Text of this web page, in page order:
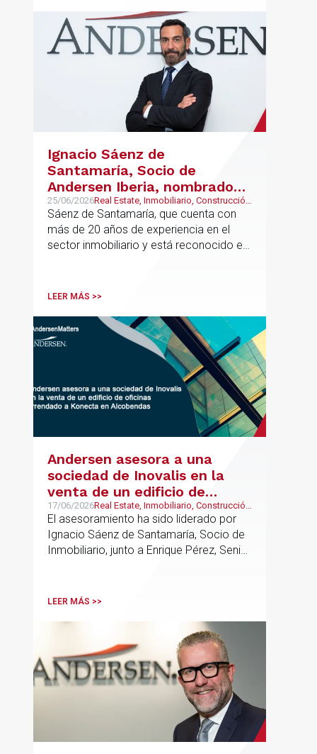
Ignacio Sáenz de
Santamaría, Socio de
Andersen Iberia, nombrado
director europeo de
Inmobiliario de Andersen
25/06/2026Real Estate, Inmobiliario, Construcción
y Urbanismo
Sáenz de Santamaría, que cuenta con
más de 20 años de experiencia en el
sector inmobiliario y está reconocido en
codirigirá el EU Real Estate Industry
UK.
LEER MÁS >>
Andersen asesora a una
sociedad de Inovalis en la
venta de un edificio de
oficinas arrendado a Konecta
en Alcobendas
17/06/2026Real Estate, Inmobiliario, Construcción
y Urbanismo
El asesoramiento ha sido liderado por
Ignacio Sáenz de Santamaría, Socio de
Inmobiliario, junto a Enrique Pérez, Senior
LEER MÁS >>